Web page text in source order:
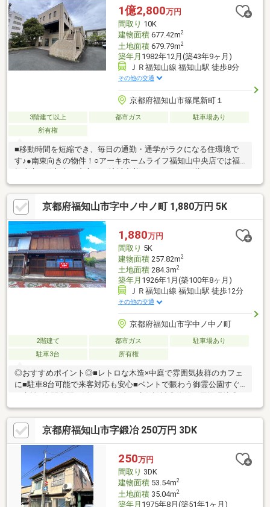
メールやお電話でも各種ご相談を承っております！『お家探し』
『ご売却』『リフォーム』『新築』などのご相談は『アーキホー
ムライフ不動産』におまかせ下さい！
1億2,800万円
間取り 10K
建物面積677.42m2
土地面積679.79m2
築年月 1982年12月(築43年9ヶ月)
ＪＲ福知山線 福知山駅 徒歩8分
その他の交通
京都府福知山市篠尾新町１
3階建て以上 都市ガス
駐車場あり
所有権
■移動時間を短縮でき、毎日の通勤・通学がラクになる住環境で
す♪●南東向きの物件！○アーキホームライフ福知山中央店では福
す！○家を買いたい・売りたい・リフォームしたいお客様にたく
さんの情報を迅速に提供いたします！○物件情報・住宅ローン
etc...どんな事でもお気軽にご相談ください！○見るだけOK!聞くだ
けOK!ご相談は無料です！ご来店、お問い合わせをお待ちしており
ます♪
京都府福知山市字中ノ中ノ町 1,880万円 5K
1,880万円
間取り 5K
建物面積257.82m2
土地面積284.3m2
築年月 1926年1月(築100年8ヶ月)
ＪＲ福知山線 福知山駅 徒歩12分
その他の交通
京都府福知山市字中ノ中ノ町
2階建て 都市ガス
駐車場あり
駐車3台
所有権
◎おすすめポイント◎■レトロな木造×中庭で雰囲気抜群のカフェ
に■駐車8台可能で来客対応も安心■ベントで賑わう御霊公園すぐ
惇明小学校：徒歩約9分■南陵中学校：徒歩約16分■御霊公園：徒
歩約1分■福知山駅：徒歩約12分◆ホームライフ不動産◆当日の内
覧・ご見学もご相談ください♪メールやお電話でも各種ご相談を承
っております！『お家探し』『ご売却』『リフォーム』『新築』
などのご相談は『アーキホームライフ不動産』におまかせ下さ
京都府福知山市字鍛冶 250万円 3DK
250万円
間取り 3DK
建物面積53.54m2
土地面積35.04m2
築年月 1975年8月(築51年1ヶ月)